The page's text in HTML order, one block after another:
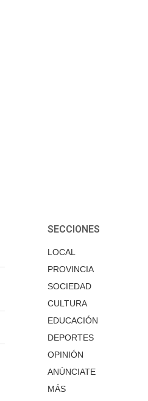
SECCIONES
LOCAL
PROVINCIA
SOCIEDAD
CULTURA
EDUCACIÓN
DEPORTES
OPINIÓN
ANÚNCIATE
MÁS